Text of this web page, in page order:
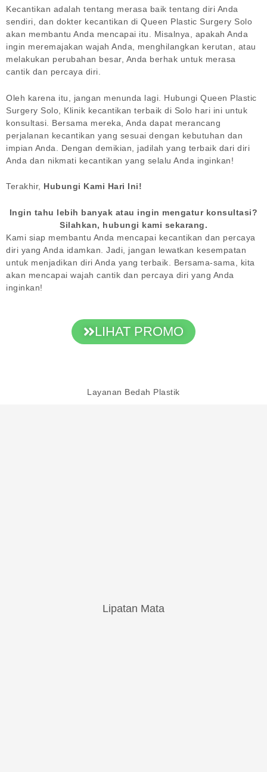
Kecantikan adalah tentang merasa baik tentang diri Anda
sendiri, dan dokter kecantikan di Queen Plastic Surgery Solo
akan membantu Anda mencapai itu. Misalnya, apakah Anda
ingin meremajakan wajah Anda, menghilangkan kerutan, atau
melakukan perubahan besar, Anda berhak untuk merasa
cantik dan percaya diri.
Oleh karena itu, jangan menunda lagi. Hubungi Queen Plastic
Surgery Solo, Klinik kecantikan terbaik di Solo hari ini untuk
konsultasi. Bersama mereka, Anda dapat merancang
perjalanan kecantikan yang sesuai dengan kebutuhan dan
impian Anda. Dengan demikian, jadilah yang terbaik dari diri
Anda dan nikmati kecantikan yang selalu Anda inginkan!
Terakhir, Hubungi Kami Hari Ini!
Ingin tahu lebih banyak atau ingin mengatur konsultasi?
Silahkan, hubungi kami sekarang.
Kami siap membantu Anda mencapai kecantikan dan percaya
diri yang Anda idamkan. Jadi, jangan lewatkan kesempatan
untuk menjadikan diri Anda yang terbaik. Bersama-sama, kita
akan mencapai wajah cantik dan percaya diri yang Anda
inginkan!
LIHAT PROMO
Layanan Bedah Plastik
Lipatan Mata